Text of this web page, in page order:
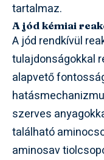
tartalmaz.
A jód kémiai
A jód rendkívül
tulajdonságokkal
alapvető
szerves
található
aminosav